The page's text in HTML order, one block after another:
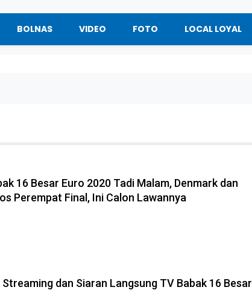
BOLNAS VIDEO FOTO LOCAL LOYAL
16 Besar Euro 2020 Tadi Malam, Denmark dan
Perempat Final, Ini Calon Lawannya
Streaming dan Siaran Langsung TV Babak 16 Besar